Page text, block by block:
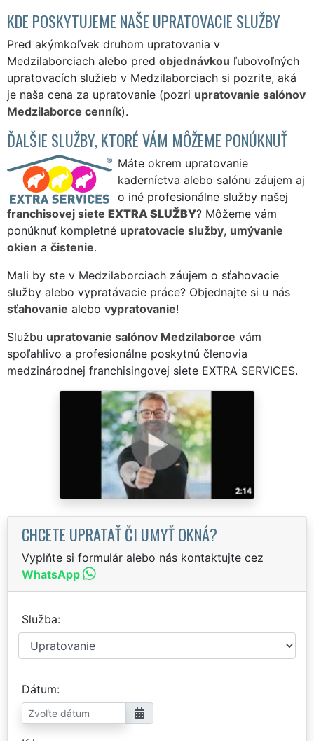
KDE POSKYTUJEME NAŠE UPRATOVACIE SLUŽBY
Pred akýmkoľvek druhom upratovania v
Medzilaborciach alebo pred objednávkou ľubovoľných
upratovacích služieb v Medzilaborciach si pozrite, aká
je naša cena za upratovanie (pozri upratovanie salónov
Medzilaborce cenník).
ĎALŠIE SLUŽBY, KTORÉ VÁM MÔŽEME PONÚKNUŤ
Máte okrem upratovanie
kaderníctva alebo salónu záujem aj
o iné profesionálne služby našej
franchisovej siete EXTRA SLUŽBY? Môžeme vám
ponúknuť kompletné upratovacie služby, umývanie
okien a čistenie.
Mali by ste v Medzilaborciach záujem o sťahovacie
služby alebo vypratávacie práce? Objednajte si u nás
sťahovanie alebo vypratovanie!
Službu upratovanie salónov Medzilaborce vám
spoľahlivo a profesionálne poskytnú členovia
medzinárodnej franchisingovej siete EXTRA SERVICES.
CHCETE UPRATAŤ ČI UMYŤ OKNÁ?
Vyplňte si formulár alebo nás kontaktujte cez
WhatsApp
Služba
Dátum